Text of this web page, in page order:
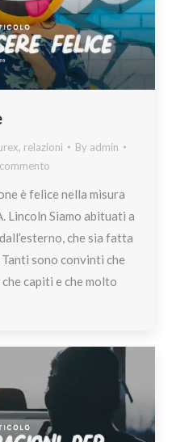
, relazioni By admin
è felice nella misura
Lincoln Siamo abituati a
che sia fatta
sono convinti che
capiti e che molto